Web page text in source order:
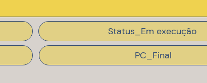
Status_Em execução
PC_Final